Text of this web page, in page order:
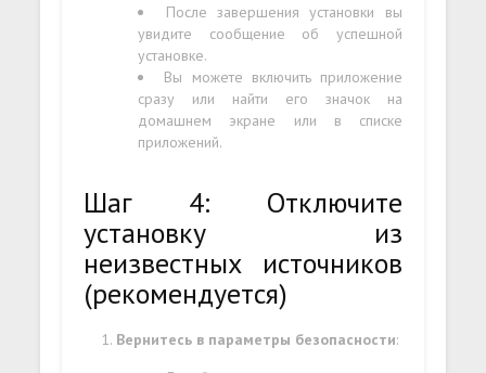
После завершения установки вы
увидите сообщение об успешной
установке.
Вы можете включить приложение
сразу или найти его значок на
домашнем экране или в списке
приложений.
Шаг 4: Отключите
установку из
неизвестных источников
(рекомендуется)
Вернитесь в параметры безопасности: